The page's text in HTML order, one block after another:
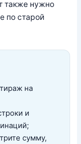
также нужно
по старой
на
и
сумму,